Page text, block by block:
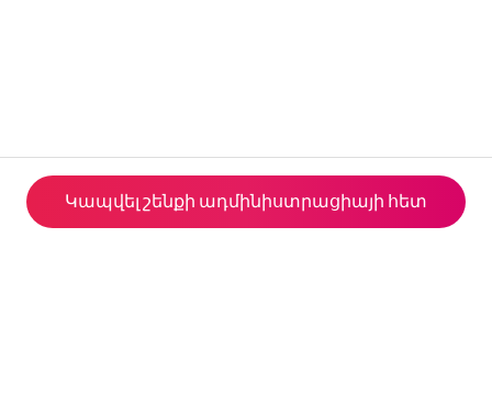
Կապվել շենքի ադմինիստրացիայի հետ